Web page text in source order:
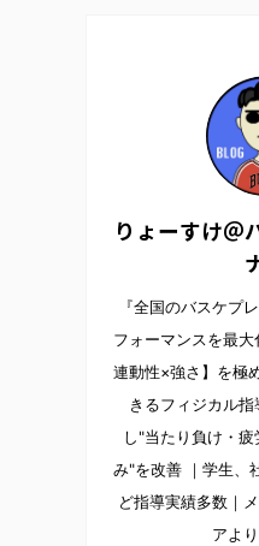
りょーすけ＠
『全国のバスケプ
フォーマンスを最
連動性×強さ】を極
きるフィジカル
し"当たり負け・
み"を改善 ｜学生、
ど指導実績多数｜
アよ